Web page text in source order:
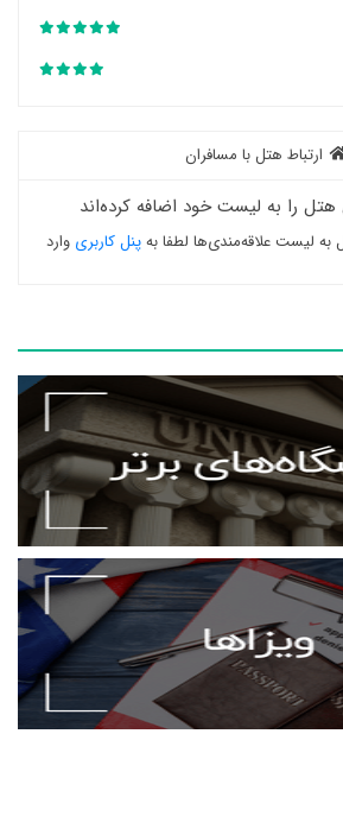
ارتباط هتل با مسافران
به لیست علاقه‌مندی‌ها لطفا بهپنل کاربری وارد